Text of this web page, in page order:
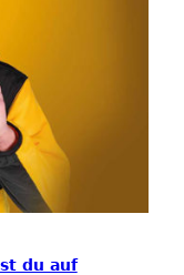
du auf